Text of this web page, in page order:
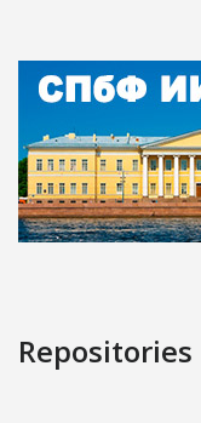
Repositories